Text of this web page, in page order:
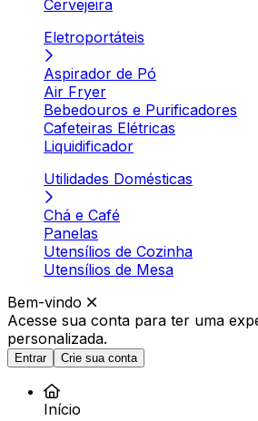
Cervejeira
Eletroportáteis
Aspirador de Pó
Air Fryer
Bebedouros e Purificadores
Cafeteiras Elétricas
Liquidificador
Utilidades Domésticas
Chá e Café
Panelas
Utensílios de Cozinha
Utensílios de Mesa
Bem-vindo
Acesse sua conta para ter uma
personalizada.
Entrar Crie sua conta
Início